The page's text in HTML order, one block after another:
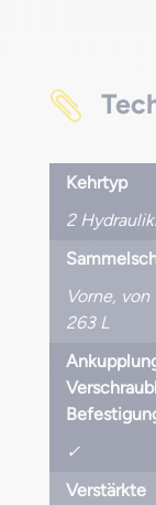

Kehrtyp
2
Vorne, von
263 L
✓
Verstärkte